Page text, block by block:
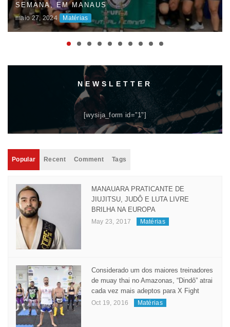
SEMANA, EM MANAUS
maio 27, 2024 Matérias
NEWSLETTER
[wysija_form id="1"]
Popular Recent Comment Tags
MANAUARA PRATICANTE DE
JIUJITSU, JUDÔ E LUTA LIVRE
BRILHA NA EUROPA
May 23, 2017 Matérias
Considerado um dos maiores treinadores
de muay thai no Amazonas, “Dindô” atrai
cada vez mais adeptos para X Fight
Oct 19, 2016 Matérias